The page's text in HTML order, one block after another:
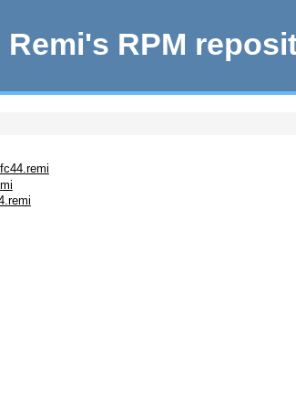
Remi's RPM